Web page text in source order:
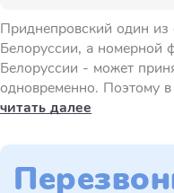
Приднепровский один из
Белоруссии, а номерной
Белоруссии - может
одновременно. Поэтому в
читать далее